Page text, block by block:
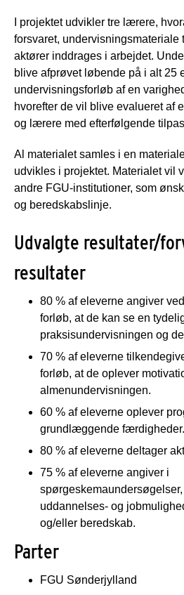
I projektet udvikler tre lærere,
forsvaret, undervisningsmateriale
aktører inddrages i arbejdet.
blive afprøvet løbende på i alt 25
undervisningsforløb af en
hvorefter de vil blive evalueret af
og lærere med efterfølgende
Al materialet samles i en
udvikles i projektet. Materialet
andre FGU-institutioner, som
og beredskabslinje.
Udvalgte resultater/
resultater
80 % af eleverne angiver
forløb, at de kan se en
praksisundervisningen og
70 % af eleverne
forløb, at de oplever
almenundervisningen.
60 % af eleverne oplever
grundlæggende færdigheder.
80 % af eleverne deltager
75 % af eleverne angiver i
uddannelses- og
og/eller beredskab.
Parter
FGU Sønderjylland